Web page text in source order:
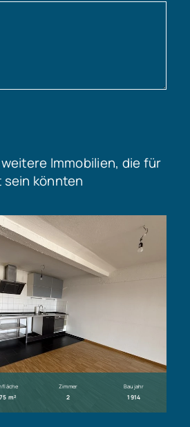
Immobilien, die für
könnten
m²
Zimmer
2
Baujahr
1914